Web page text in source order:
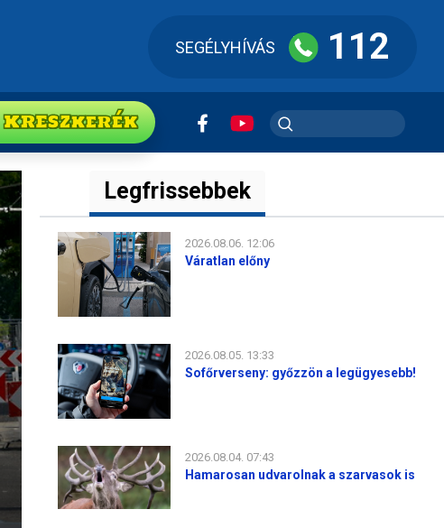
SEGÉLYHÍVÁS 112
KRESZkerék
Legfrissebbek
2026.08.06. 12:06
Váratlan előny
2026.08.05. 13:33
Sofőrverseny: győzzön a legügyesebb!
2026.08.04. 07:43
Hamarosan udvarolnak a szarvasok is